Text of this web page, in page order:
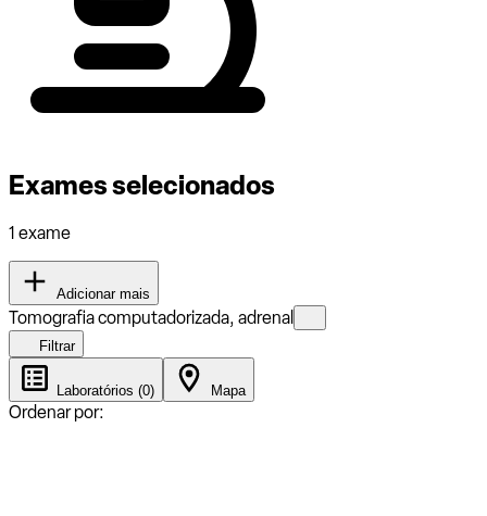
Exames selecionados
1 exame
Adicionar mais
Tomografia computadorizada, adrenal
Filtrar
Laboratórios (0) Mapa
Ordenar por: